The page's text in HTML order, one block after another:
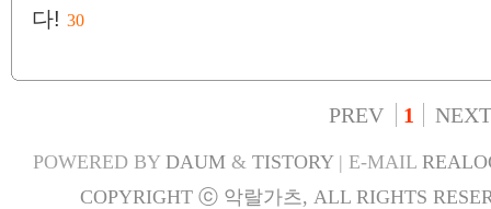
다! 30
PREV 1 NEXT
POWERED BY DAUM& TISTORY| E-MAIL
COPYRIGHT ⓒ 악랄가츠, ALL RIGHTS